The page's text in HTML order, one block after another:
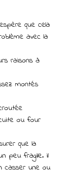
que cela
avec la
raisons à
montés
ou four
que la
peu fragile. il
casser une ou